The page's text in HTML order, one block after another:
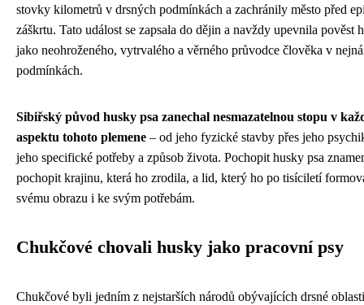
stovky kilometrů v drsných podmínkách a zachránily město před
záškrtu. Tato událost se zapsala do dějin a navždy upevnila pověst
jako neohroženého, vytrvalého a věrného průvodce člověka v
podmínkách.
Sibiřský původ husky psa zanechal nesmazatelnou stopu v
aspektu tohoto plemene – od jeho fyzické stavby přes jeho
jeho specifické potřeby a způsob života. Pochopit husky psa
pochopit krajinu, která ho zrodila, a lid, který ho po tisíciletí
svému obrazu i ke svým potřebám.
Chukčové chovali husky jako pracovní psy
Chukčové byli jedním z nejstarších národů obývajících drsné